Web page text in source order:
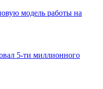
модель работы на
5-ти миллионного